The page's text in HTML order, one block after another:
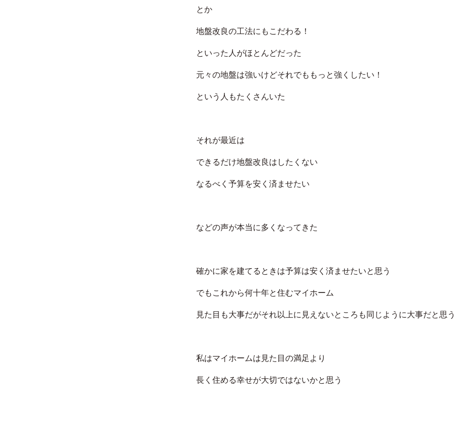
とか
地盤改良の工法にもこだわる！
といった人がほとんどだった
元々の地盤は強いけどそれでももっと強くしたい！
という人もたくさんいた
それが最近は
できるだけ地盤改良はしたくない
なるべく予算を安く済ませたい
などの声が本当に多くなってきた
確かに家を建てるときは予算は安く済ませたいと思う
でもこれから何十年と住むマイホーム
見た目も大事だがそれ以上に見えないところも同じように大事だと思
私はマイホームは見た目の満足より
長く住める幸せが大切ではないかと思う